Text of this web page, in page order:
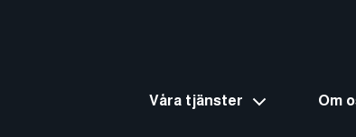
Våra tjänster Om